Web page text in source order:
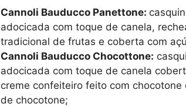
Cannoli Bauducco Panettone:
adocicada com toque de canela,
tradicional de frutas e coberta com
Cannoli Bauducco Chocottone:
adocicada com toque de canela
creme confeiteiro feito com
de chocotone;